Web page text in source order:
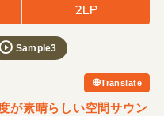
2LP
Sample3
Translate
が素晴らしい空間サウン